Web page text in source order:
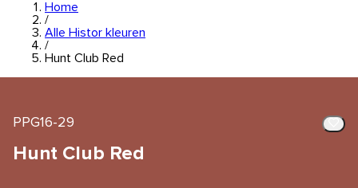
Home
/
Alle Histor kleuren
/
Hunt Club Red
PPG16-29
Hunt Club Red